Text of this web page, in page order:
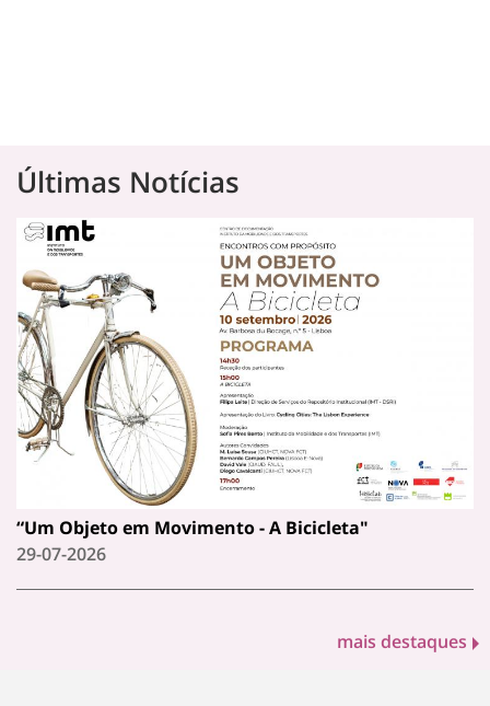
Últimas Notícias
“Um Objeto em Movimento - A Bicicleta"
29-07-2026
mais destaques